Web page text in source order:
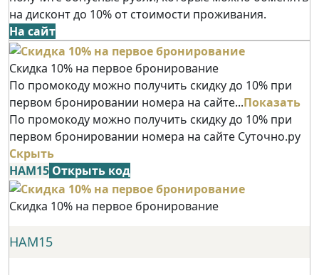
на дисконт до 10% от стоимости проживания.
На сайт
Скидка 10% на первое бронирование
По промокоду можно получить скидку до 10% при
первом бронировании номера на сайте...Показать
По промокоду можно получить скидку до 10% при
первом бронировании номера на сайте Суточно.ру
Скрыть
НАМ15 Открыть код
Скидка 10% на первое бронирование
НАМ15